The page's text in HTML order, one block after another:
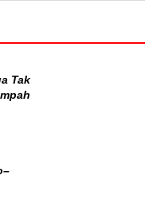
Tak